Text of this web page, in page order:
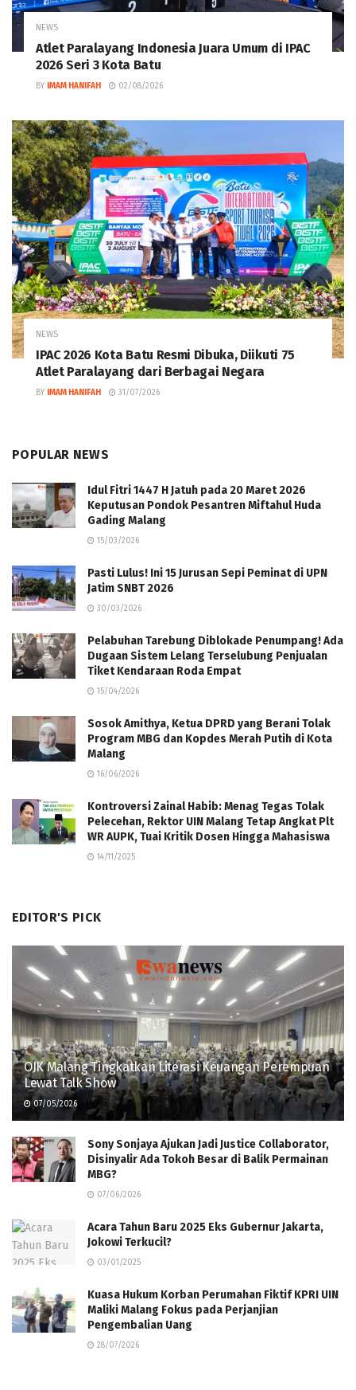
NEWS
Atlet Paralayang Indonesia Juara Umum di IPAC
2026 Seri 3 Kota Batu
BY IMAM HANIFAH 02/08/2026
NEWS
IPAC 2026 Kota Batu Resmi Dibuka, Diikuti 75
Atlet Paralayang dari Berbagai Negara
BY IMAM HANIFAH 31/07/2026
POPULAR NEWS
Idul Fitri 1447 H Jatuh pada 20 Maret 2026
Keputusan Pondok Pesantren Miftahul Huda
Gading Malang
15/03/2026
Pasti Lulus! Ini 15 Jurusan Sepi Peminat di UPN
Jatim SNBT 2026
30/03/2026
Pelabuhan Tarebung Diblokade Penumpang! Ada
Dugaan Sistem Lelang Terselubung Penjualan
Tiket Kendaraan Roda Empat
15/04/2026
Sosok Amithya, Ketua DPRD yang Berani Tolak
Program MBG dan Kopdes Merah Putih di Kota
Malang
16/06/2026
Kontroversi Zainal Habib: Menag Tegas Tolak
Pelecehan, Rektor UIN Malang Tetap Angkat Plt
WR AUPK, Tuai Kritik Dosen Hingga Mahasiswa
14/11/2025
EDITOR'S PICK
OJK Malang Tingkatkan Literasi Keuangan Perempuan
Lewat Talk Show
07/05/2026
Sony Sonjaya Ajukan Jadi Justice Collaborator,
Disinyalir Ada Tokoh Besar di Balik Permainan
MBG?
07/06/2026
Acara Tahun Baru 2025 Eks Gubernur Jakarta,
Jokowi Terkucil?
03/01/2025
Kuasa Hukum Korban Perumahan Fiktif KPRI UIN
Maliki Malang Fokus pada Perjanjian
Pengembalian Uang
28/07/2026